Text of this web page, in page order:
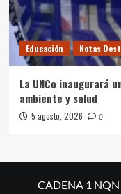
Educación Notas
La UNCo inaugurará
ambiente y salud
5 agosto, 2026 0
CADENA 1